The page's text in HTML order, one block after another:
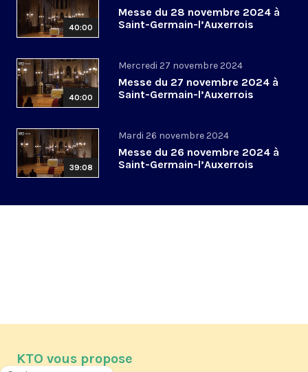
40:00
Messe du 28 novembre 2024 à
Saint-Germain-l’Auxerrois
40:00
Mercredi 27 novembre 2024
Messe du 27 novembre 2024 à
Saint-Germain-l’Auxerrois
39:08
Mardi 26 novembre 2024
Messe du 26 novembre 2024 à
Saint-Germain-l’Auxerrois
KTO vous propose